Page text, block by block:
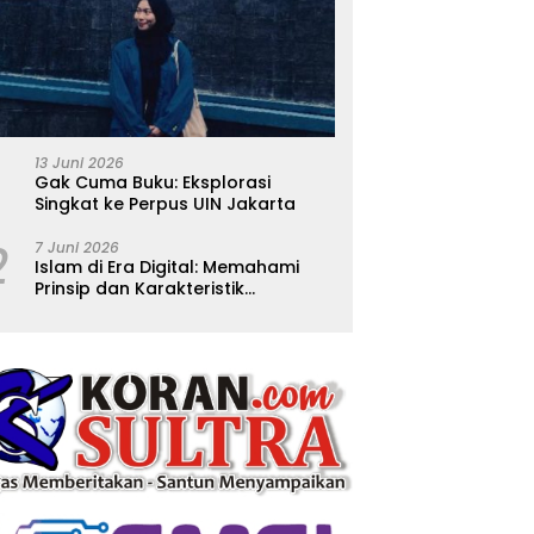
13 Juni 2026
Gak Cuma Buku: Eksplorasi
Singkat ke Perpus UIN Jakarta
7 Juni 2026
Islam di Era Digital: Memahami
Prinsip dan Karakteristik